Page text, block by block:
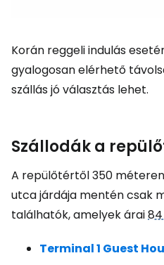
Korán reggeli indulás
gyalogosan elérhető
szállás jó választás lehet.
Szállodák a
A repülőtértől 350
utca járdája mentén csak
találhatók, amelyek árai
Terminal 1 Guest